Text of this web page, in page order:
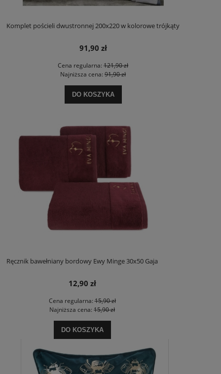
Komplet pościeli dwustronnej 200x220 w kolorowe trójkąty
91,90 zł
Cena regularna: 121,90 zł
Najniższa cena: 91,90 zł
DO KOSZYKA
Ręcznik bawełniany bordowy Ewy Minge 30x50 Gaja
12,90 zł
Cena regularna:15,90 zł
Najniższa cena: 15,90 zł
DO KOSZYKA